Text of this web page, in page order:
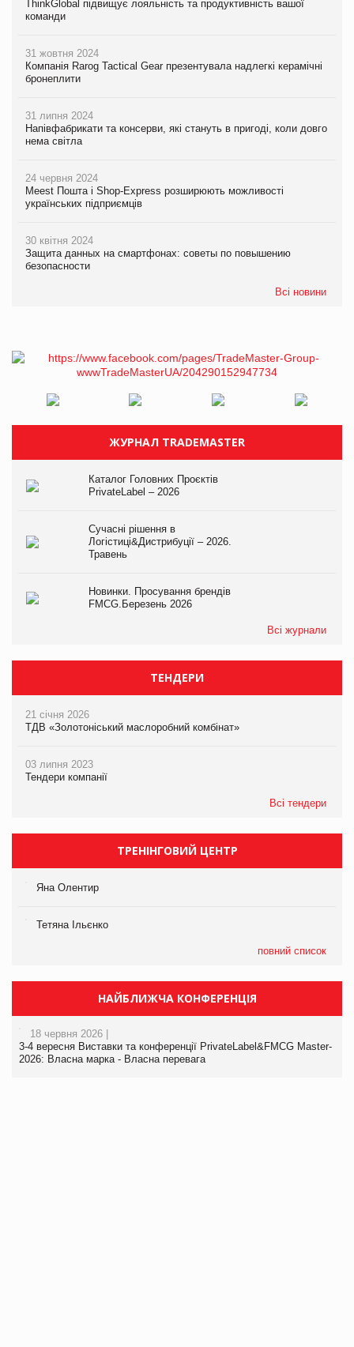
ThinkGlobal підвищує лояльність та продуктивність вашої
команди
31 жовтня 2024
Компанія Rarog Tactical Gear презентувала надлегкі керамічні
бронеплити
31 липня 2024
Напівфабрикати та консерви, які стануть в пригоді, коли довго
нема світла
24 червня 2024
Meest Пошта і Shop-Express розширюють можливості
українських підприємців
30 квітня 2024
Защита данных на смартфонах: советы по повышению
безопасности
Всі новини
ЖУРНАЛ TRADEMASTER
Каталог Головних Проєктів
PrivateLabel – 2026
Сучасні рішення в
Логістиці&Дистрибуції – 2026.
Травень
Новинки. Просування брендів
FMCG.Березень 2026
Всі журнали
ТЕНДЕРИ
21 січня 2026
ТДВ «Золотоніський маслоробний комбінат»
03 липня 2023
Тендери компанії
Всі тендери
ТРЕНІНГОВИЙ ЦЕНТР
Яна Олентир
Тетяна Ільєнко
повний список
НАЙБЛИЖЧА КОНФЕРЕНЦІЯ
18 червня 2026 |
3-4 вересня Виставки та конференції PrivateLabel&FMCG Master-
2026: Власна марка - Власна перевага